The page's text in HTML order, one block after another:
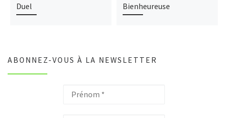
Duel Bienheureuse
ABONNEZ-VOUS À LA NEWSLETTER